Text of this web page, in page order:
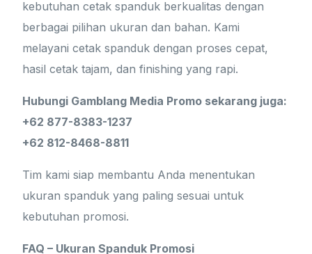
kebutuhan cetak spanduk berkualitas dengan
berbagai pilihan ukuran dan bahan. Kami
melayani cetak spanduk dengan proses cepat,
hasil cetak tajam, dan finishing yang rapi.
Hubungi Gamblang Media Promo sekarang juga:
+62 877-8383-1237
+62 812-8468-8811
Tim kami siap membantu Anda menentukan
ukuran spanduk yang paling sesuai untuk
kebutuhan promosi.
FAQ – Ukuran Spanduk Promosi